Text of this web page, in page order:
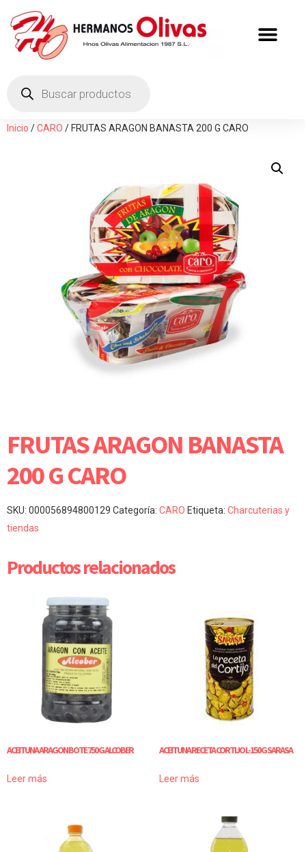
Inicio /CARO / FRUTAS ARAGON BANASTA 200 G CARO
FRUTAS ARAGON BANASTA
200 G CARO
SKU: 000056894800129 Categoría: CARO Etiqueta: Charcuterias y
tiendas
Productos relacionados
ACEITUNA ARAGON BOTE 750 G ALCOBER
Leer más
ACEITUNA RECETA CORTIJO L-150 G SARASA
Leer más